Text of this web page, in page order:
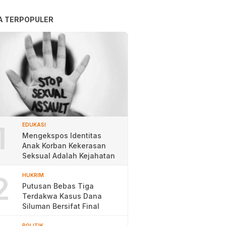
TERPOPULER
EDUKASI
Mengekspos Identitas
Anak Korban Kekerasan
Seksual Adalah Kejahatan
HUKRIM
Putusan Bebas Tiga
Terdakwa Kasus Dana
Siluman Bersifat Final